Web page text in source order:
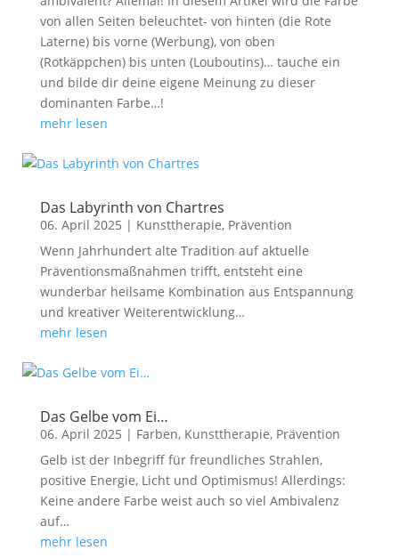
von allen Seiten beleuchtet- von hinten (die Rote
Laterne) bis vorne (Werbung), von oben
(Rotkäppchen) bis unten (Louboutins)… tauche ein
und bilde dir deine eigene Meinung zu dieser
dominanten Farbe…!
mehr lesen
Das Labyrinth von Chartres
06. April 2025 | Kunsttherapie, Prävention
Wenn Jahrhundert alte Tradition auf aktuelle
Präventionsmaßnahmen trifft, entsteht eine
wunderbar heilsame Kombination aus Entspannung
und kreativer Weiterentwicklung…
mehr lesen
Das Gelbe vom Ei…
06. April 2025 | Farben, Kunsttherapie, Prävention
Gelb ist der Inbegriff für freundliches Strahlen,
positive Energie, Licht und Optimismus! Allerdings:
Keine andere Farbe weist auch so viel Ambivalenz
auf…
mehr lesen